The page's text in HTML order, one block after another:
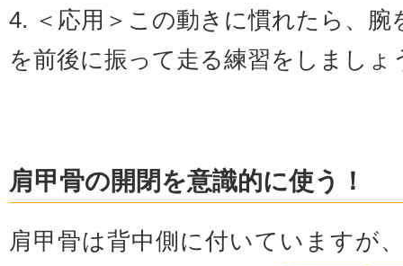
4. ＜応用＞この動きに慣れたら、腕
を前後に振って走る練習をしましょ
肩甲骨の開閉を意識的に使う！
肩甲骨は背中側に付いていますが